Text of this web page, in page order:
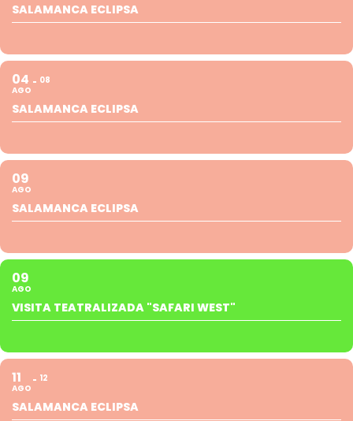
SALAMANCA ECLIPSA
04
AGO
08
SALAMANCA ECLIPSA
09
AGO
SALAMANCA ECLIPSA
09
AGO
VISITA TEATRALIZADA "SAFARI WEST"
11
AGO
12
SALAMANCA ECLIPSA